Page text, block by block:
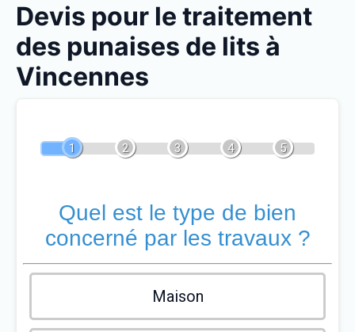
Devis pour le traitement
des punaises de lits à
Vincennes
1 2 3 4 5
Quel est le type de bien
concerné par les travaux ?
Maison